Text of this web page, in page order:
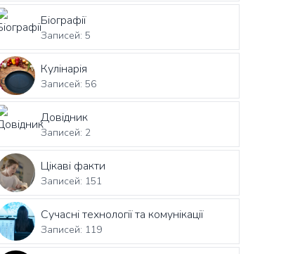
Біографії
Записей: 5
Кулінарія
Записей: 56
Довідник
Записей: 2
Цікаві факти
Записей: 151
Сучасні технології та комунікації
Записей: 119